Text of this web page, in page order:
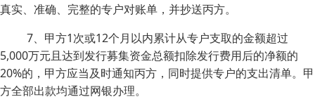
真实、准确、完整的专户对账单，并抄送丙方。
7、甲方1次或12个月以内累计从专户支取的金额超过
5,000万元且达到发行募集资金总额扣除发行费用后的净额的
20%的，甲方应当及时通知丙方，同时提供专户的支出清单。甲
方全部出款均通过网银办理。